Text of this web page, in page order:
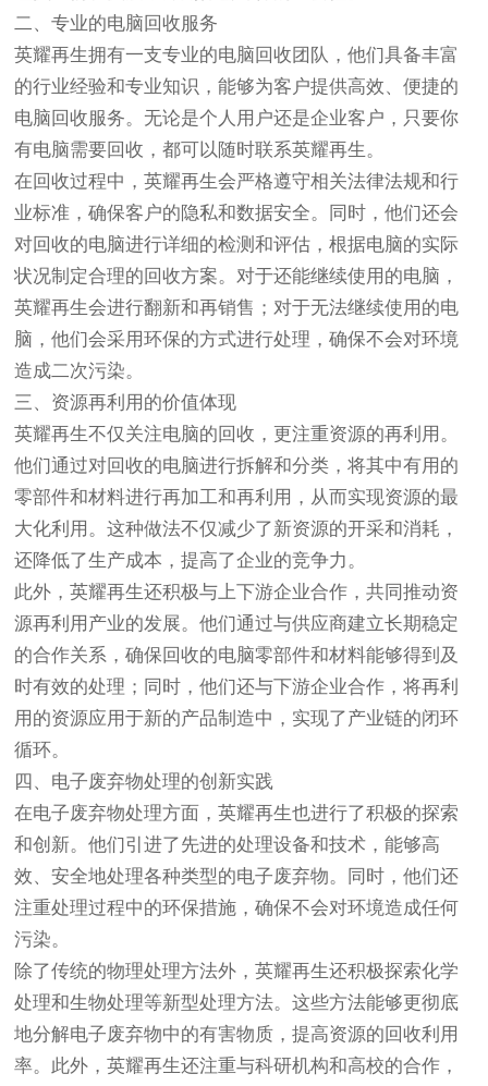
二、专业的电脑回收服务
英耀再生拥有一支专业的电脑回收团队，他们具备丰富
的行业经验和专业知识，能够为客户提供高效、便捷的
电脑回收服务。无论是个人用户还是企业客户，只要你
有电脑需要回收，都可以随时联系英耀再生。
在回收过程中，英耀再生会严格遵守相关法律法规和行
业标准，确保客户的隐私和数据安全。同时，他们还会
对回收的电脑进行详细的检测和评估，根据电脑的实际
状况制定合理的回收方案。对于还能继续使用的电脑，
英耀再生会进行翻新和再销售；对于无法继续使用的电
脑，他们会采用环保的方式进行处理，确保不会对环境
造成二次污染。
三、资源再利用的价值体现
英耀再生不仅关注电脑的回收，更注重资源的再利用。
他们通过对回收的电脑进行拆解和分类，将其中有用的
零部件和材料进行再加工和再利用，从而实现资源的最
大化利用。这种做法不仅减少了新资源的开采和消耗，
还降低了生产成本，提高了企业的竞争力。
此外，英耀再生还积极与上下游企业合作，共同推动资
源再利用产业的发展。他们通过与供应商建立长期稳定
的合作关系，确保回收的电脑零部件和材料能够得到及
时有效的处理；同时，他们还与下游企业合作，将再利
用的资源应用于新的产品制造中，实现了产业链的闭环
循环。
四、电子废弃物处理的创新实践
在电子废弃物处理方面，英耀再生也进行了积极的探索
和创新。他们引进了先进的处理设备和技术，能够高
效、安全地处理各种类型的电子废弃物。同时，他们还
注重处理过程中的环保措施，确保不会对环境造成任何
污染。
除了传统的物理处理方法外，英耀再生还积极探索化学
处理和生物处理等新型处理方法。这些方法能够更彻底
地分解电子废弃物中的有害物质，提高资源的回收利用
率。此外，英耀再生还注重与科研机构和高校的合作，